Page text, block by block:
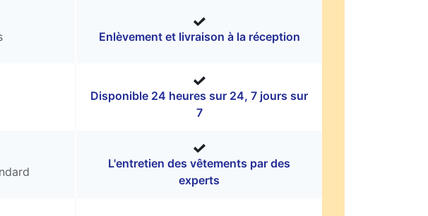
Enlèvement et livraison à la réception
Disponible 24 heures sur 24, 7 jours sur
7
L'entretien des vêtements par des
experts